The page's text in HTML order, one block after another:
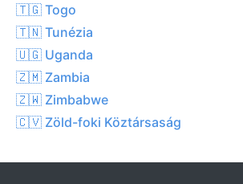
🇹🇬 Togo
🇹🇳 Tunézia
🇺🇬 Uganda
🇿🇲 Zambia
🇿🇼 Zimbabwe
🇨🇻 Zöld-foki Köztársaság